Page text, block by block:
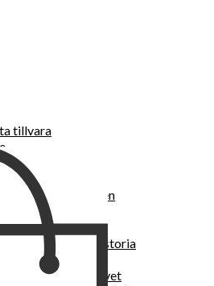
tillvara
som lekte med elden
vi begär plats”
avgrunden
: en kulturhistoria
fastebok
: ung hud hela livet